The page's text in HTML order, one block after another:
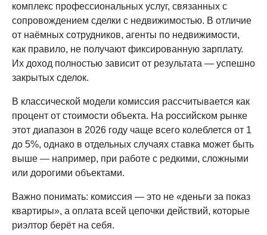
комплекс профессиональных услуг, связанных с
сопровождением сделки с недвижимостью. В отличие
от наёмных сотрудников, агенты по недвижимости,
как правило, не получают фиксированную зарплату.
Их доход полностью зависит от результата — успешно
закрытых сделок.
В классической модели комиссия рассчитывается как
процент от стоимости объекта. На российском рынке
этот диапазон в 2026 году чаще всего колеблется от 1
до 5%, однако в отдельных случаях ставка может быть
выше — например, при работе с редкими, сложными
или дорогими объектами.
Важно понимать: комиссия — это не «деньги за показ
квартиры», а оплата всей цепочки действий, которые
риэлтор берёт на себя.